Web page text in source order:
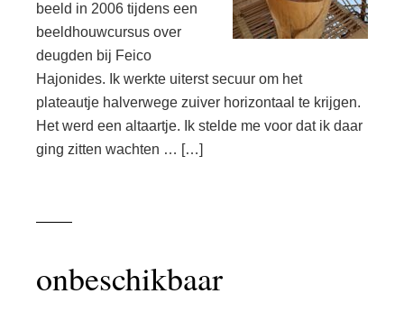
beeld in 2006 tijdens een
beeldhouwcursus over
deugden bij Feico
Hajonides. Ik werkte uiterst secuur om het
plateautje halverwege zuiver horizontaal te krijgen.
Het werd een altaartje. Ik stelde me voor dat ik daar
ging zitten wachten … […]
onbeschikbaar